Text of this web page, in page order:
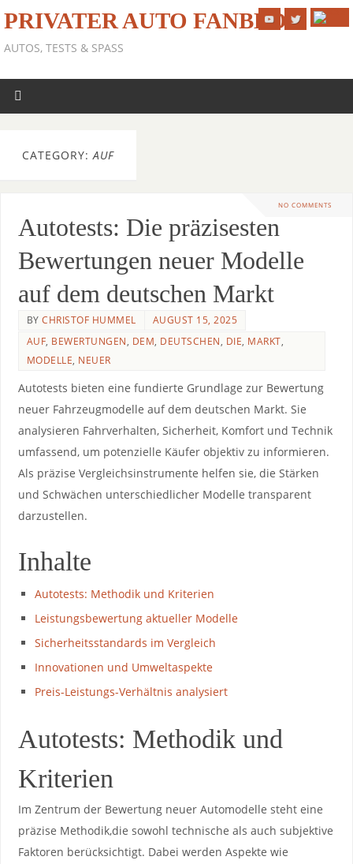
PRIVATER AUTO FANBLOG
AUTOS, TESTS & SPASS
CATEGORY:AUF
NO COMMENTS
Autotests: Die präzisesten
Bewertungen neuer Modelle
auf dem deutschen Markt
BYCHRISTOF HUMMEL
AUGUST 15, 2025
AUF, BEWERTUNGEN, DEM, DEUTSCHEN, DIE, MARKT,
MODELLE, NEUER
Autotests bieten eine fundierte ​Grundlage zur Bewertung
neuer Fahrzeugmodelle auf dem ⁣deutschen Markt.‌ Sie
analysieren Fahrverhalten,⁤ Sicherheit,‌ Komfort und Technik⁤
umfassend, um potenzielle Käufer objektiv ​zu ⁤informieren.
Als präzise Vergleichsinstrumente‌ helfen sie, die Stärken
und Schwächen unterschiedlicher Modelle ‍transparent
‌darzustellen.
Inhalte
Autotests: ‌Methodik ​und Kriterien
Leistungsbewertung aktueller Modelle
Sicherheitsstandards im Vergleich
Innovationen und Umweltaspekte
Preis-Leistungs-Verhältnis analysiert
Autotests:⁣ Methodik und
Kriterien
Im Zentrum der Bewertung neuer Automodelle steht eine
präzise ⁣Methodik,die sowohl technische als ⁣auch subjektive
Faktoren berücksichtigt. Dabei‌ werden Aspekte wie